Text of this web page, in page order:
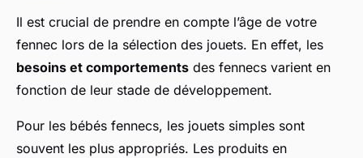
Il est crucial de prendre en compte l’âge de votre
fennec lors de la sélection des jouets. En effet, les
besoins et comportements des fennecs varient en
fonction de leur stade de développement.
Pour les bébés fennecs, les jouets simples sont
souvent les plus appropriés. Les produits en